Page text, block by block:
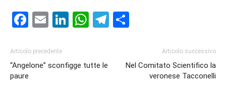
Facebook
EmailLinkedIn
WhatsApp
Telegram
Articolo precedente
“Angelone” sconfigge tutte le
paure
Articolo successivo
Nel Comitato Scientifico la
veronese Tacconelli